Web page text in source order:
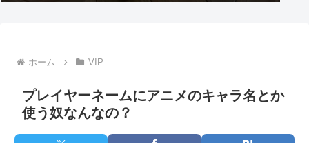
ホーム VIP
プレイヤーネームにアニメのキャラ名とか
使う奴なんなの？